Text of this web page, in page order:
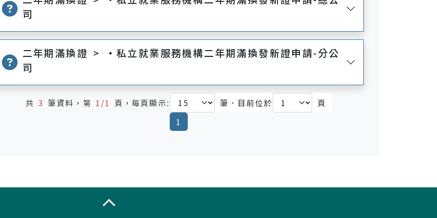
司
二年期滿換證 > •私立就業服務機構二年期滿換發新證申請-分公
司
共 3筆資料，第 1/1 頁，每頁顯示: 筆．目前位於
頁
1